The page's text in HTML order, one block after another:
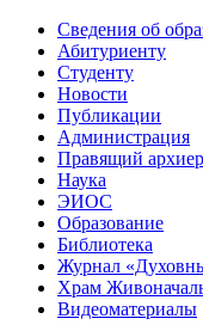
Сведения об
Абитуриенту
Студенту
Новости
Публикации
Администрация
Правящий
Наука
ЭИОС
Образование
Библиотека
Журнал
Храм
Видеоматериалы